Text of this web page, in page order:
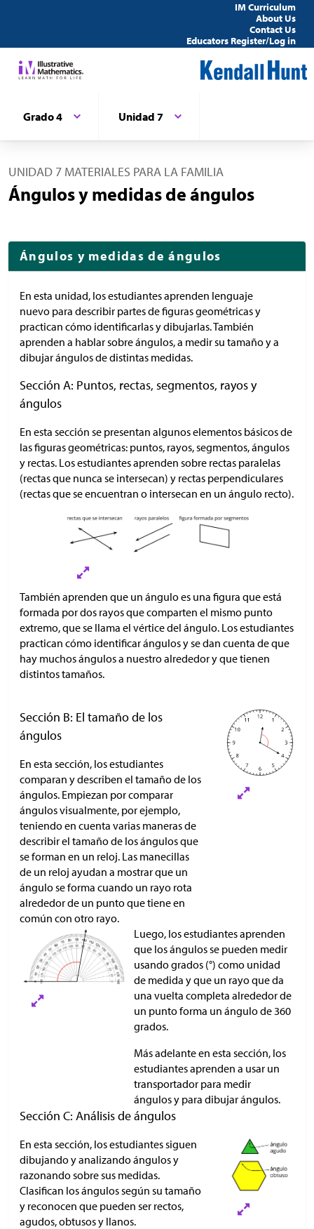
IM Curriculum
About Us
Contact Us
Educators Register/Log in
Grado 4 Unidad 7
UNIDAD 7 MATERIALES PARA LA FAMILIA
Ángulos y medidas de ángulos
Ángulos y medidas de ángulos
En esta unidad, los estudiantes aprenden lenguaje
nuevo para describir partes de figuras geométricas y
practican cómo identificarlas y dibujarlas. También
aprenden a hablar sobre ángulos, a medir su tamaño y a
dibujar ángulos de distintas medidas.
Sección A: Puntos, rectas, segmentos, rayos y
ángulos
En esta sección se presentan algunos elementos básicos de
las figuras geométricas: puntos, rayos, segmentos, ángulos
y rectas. Los estudiantes aprenden sobre rectas paralelas
(rectas que nunca se intersecan) y rectas perpendiculares
(rectas que se encuentran o intersecan en un ángulo recto).
También aprenden que un ángulo es una figura que está
formada por dos rayos que comparten el mismo punto
extremo, que se llama el vértice del ángulo. Los estudiantes
practican cómo identificar ángulos y se dan cuenta de que
hay muchos ángulos a nuestro alrededor y que tienen
distintos tamaños.
Sección B: El tamaño de los
ángulos
En esta sección, los estudiantes
comparan y describen el tamaño de los
ángulos. Empiezan por comparar
ángulos visualmente, por ejemplo,
teniendo en cuenta varias maneras de
describir el tamaño de los ángulos que
se forman en un reloj. Las manecillas
de un reloj ayudan a mostrar que un
ángulo se forma cuando un rayo rota
alrededor de un punto que tiene en
común con otro rayo.
Luego, los estudiantes aprenden
que los ángulos se pueden medir
usando grados (°) como unidad
de medida y que un rayo que da
una vuelta completa alrededor de
un punto forma un ángulo de 360
grados.
Más adelante en esta sección, los
estudiantes aprenden a usar un
transportador para medir
ángulos y para dibujar ángulos.
Sección C: Análisis de ángulos
En esta sección, los estudiantes siguen
dibujando y analizando ángulos y
razonando sobre sus medidas.
Clasifican los ángulos según su tamaño
y reconocen que pueden ser rectos,
agudos, obtusos y llanos.